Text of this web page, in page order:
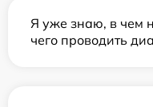
Я уже знаю, в чем
чего проводить